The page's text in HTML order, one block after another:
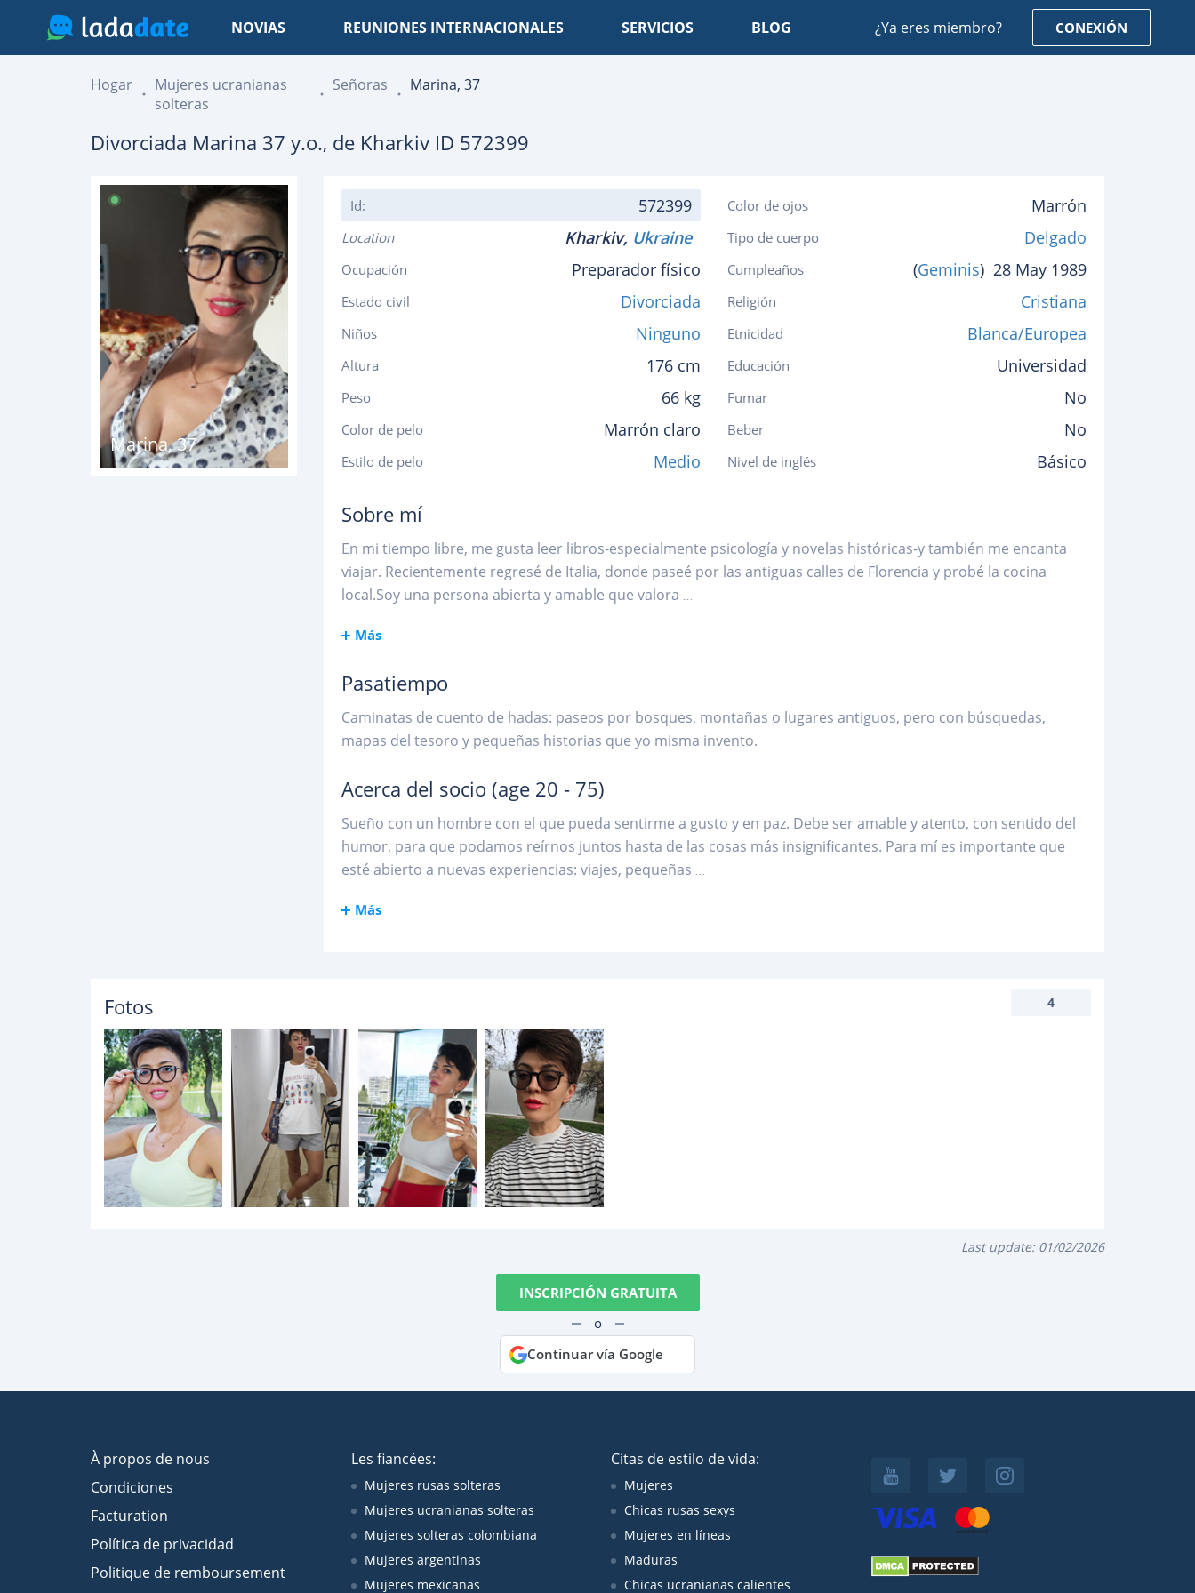
NOVIAS REUNIONES INTERNACIONALES SERVICIOS BLOG ¿Ya eres miembro? CONEXIÓN
Hogar
Mujeres ucranianas
solteras
Señoras Marina, 37
Divorciada Marina 37 y.o., de Kharkiv ID 572399
Marina,37
Id: 572399
Location Kharkiv, Ukraine
Ocupación Preparador físico
Estado civil Divorciada
Niños Ninguno
Altura 176 cm
Peso 66 kg
Color de pelo Marrón claro
Estilo de pelo Medio
Color de ojos Marrón
Tipo de cuerpo Delgado
Cumpleaños (Geminis) 28 May 1989
Religión Cristiana
Etnicidad Blanca/Europea
Educación Universidad
Fumar No
Beber No
Nivel de inglés Básico
Sobre mí
En mi tiempo libre, me gusta leer libros-especialmente psicología y novelas históricas-y también me encanta
viajar. Recientemente regresé de Italia, donde paseé por las antiguas calles de Florencia y probé la cocina
local.Soy una persona abierta y amable que valora ...
Más
Pasatiempo
Caminatas de cuento de hadas: paseos por bosques, montañas o lugares antiguos, pero con búsquedas,
mapas del tesoro y pequeñas historias que yo misma invento.
Acerca del socio (age 20 - 75)
Sueño con un hombre con el que pueda sentirme a gusto y en paz. Debe ser amable y atento, con sentido del
humor, para que podamos reírnos juntos hasta de las cosas más insignificantes. Para mí es importante que
esté abierto a nuevas experiencias: viajes, pequeñas ...
Más
Fotos 4
Last update: 01/02/2026
INSCRIPCIÓN GRATUITA
o
Continuar vía Google
À propos de nous
Condiciones
Facturation
Política de privacidad
Politique de remboursement
Les fiancées:
Mujeres rusas solteras
Mujeres ucranianas solteras
Mujeres solteras colombiana
Mujeres argentinas
Mujeres mexicanas
Citas de estilo de vida:
Mujeres
Chicas rusas sexys
Mujeres en líneas
Maduras
Chicas ucranianas calientes